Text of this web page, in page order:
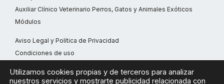
Auxiliar Clínico Veterinario Perros, Gatos y Animales Exóticos
Módulos
Aviso Legal y Política de Privacidad
Condiciones de uso
ATENCIÓN AL CLIENTE: 605 311 984
Utilizamos cookies propias y de terceros para analizar
nuestros servicios y mostrarte publicidad relacionada con